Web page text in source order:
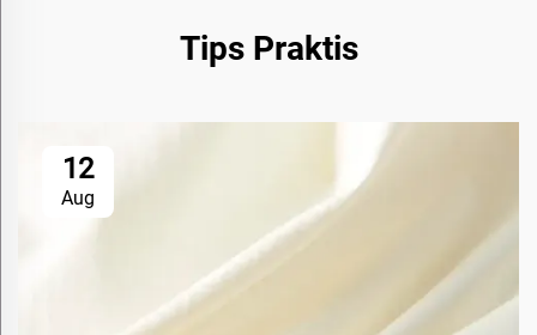
Tips Praktis
12
Aug